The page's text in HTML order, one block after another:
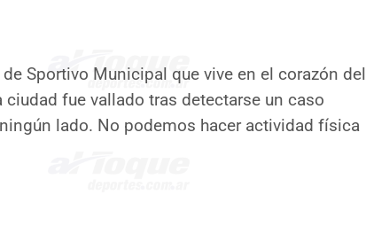
Sportivo Municipal que vive en el corazón del
fue vallado tras detectarse un caso
lado. No podemos hacer actividad física